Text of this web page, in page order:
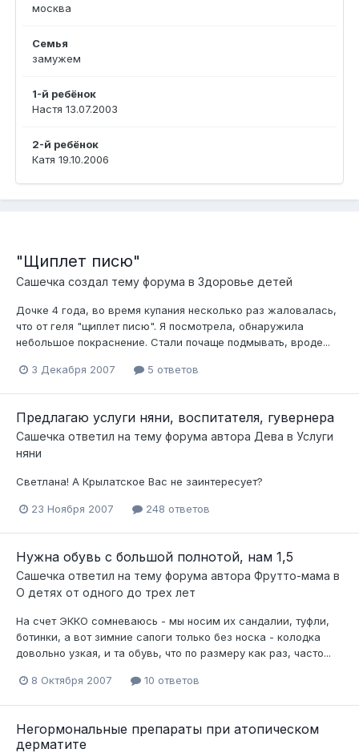
москва
Семья
замужем
1-й ребёнок
Настя 13.07.2003
2-й ребёнок
Катя 19.10.2006
"Щиплет писю"
Сашечка создал тему форума в Здоровье детей
Дочке 4 года, во время купания несколько раз жаловалась,
что от геля "щиплет писю". Я посмотрела, обнаружила
небольшое покраснение. Стали почаще подмывать, вроде...
3 Декабря 2007 5 ответов
Предлагаю услуги няни, воспитателя, гувернера
Сашечка ответил на тему форума автора Дева в Услуги
няни
Светлана! А Крылатское Вас не заинтересует?
23 Ноября 2007 248 ответов
Нужна обувь с большой полнотой, нам 1,5
Сашечка ответил на тему форума автора Фрутто-мама в
О детях от одного до трех лет
На счет ЭККО сомневаюсь - мы носим их сандалии, туфли,
ботинки, а вот зимние сапоги только без носка - колодка
довольно узкая, и та обувь, что по размеру как раз, часто...
8 Октября 2007 10 ответов
Негормональные препараты при атопическом
дерматите